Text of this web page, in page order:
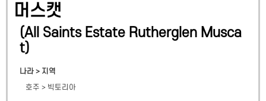
머스캣
(All Saints Estate Rutherglen Musca
t)
나라 > 지역
호주 > 빅토리아